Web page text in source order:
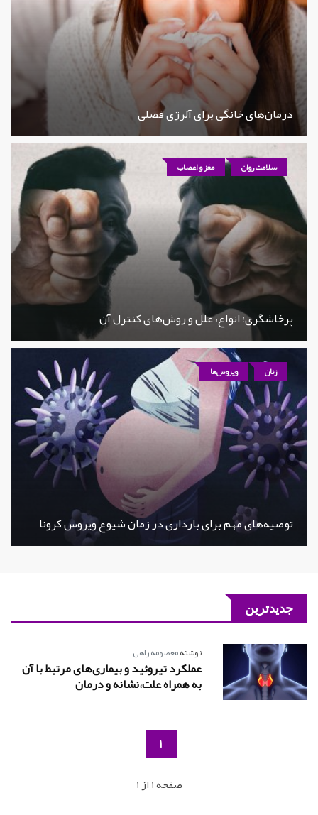
درمان‌های خانگی برای آلرژی فصلی
سلامت روان مغز و اعصاب
پرخاشگری؛ انواع، علل و روش‌های کنترل آن
زنان ویروس‌ها
توصیه‌های مهم برای بارداری در زمان شیوع ویروس کرونا
جدیدترین
نوشتهمعصومه راهی
عملکرد تیروئید و بیماری‌های مرتبط با آن
به همراه علت،نشانه و درمان
1
صفحه 1 از 1